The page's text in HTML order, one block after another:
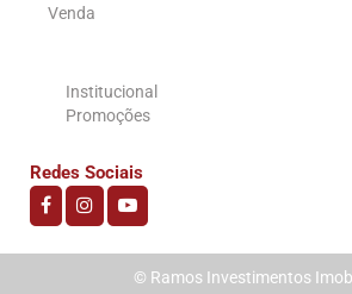
Venda
Institucional
Promoções
Redes Sociais
© Ramos Investimentos